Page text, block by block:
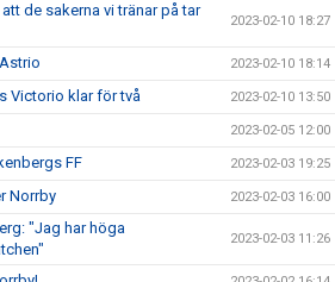
de sakerna vi tränar på tar
2023-02-10 18:27
2023-02-10 18:14
Victorio klar för två 2023-02-10 13:50
2023-02-05 12:00
FF 2023-02-03 19:25
Norrby 2023-02-03 16:00
"Jag har höga
2023-02-03 11:26